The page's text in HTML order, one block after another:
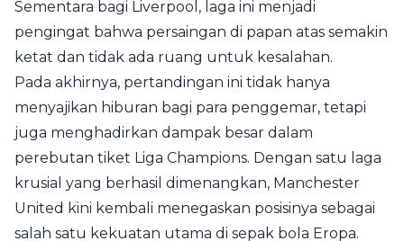
Sementara bagi Liverpool, laga ini menjadi
pengingat bahwa persaingan di papan atas semakin
ketat dan tidak ada ruang untuk kesalahan.
Pada akhirnya, pertandingan ini tidak hanya
menyajikan hiburan bagi para penggemar, tetapi
juga menghadirkan dampak besar dalam
perebutan tiket Liga Champions. Dengan satu laga
krusial yang berhasil dimenangkan, Manchester
United kini kembali menegaskan posisinya sebagai
salah satu kekuatan utama di sepak bola Eropa.